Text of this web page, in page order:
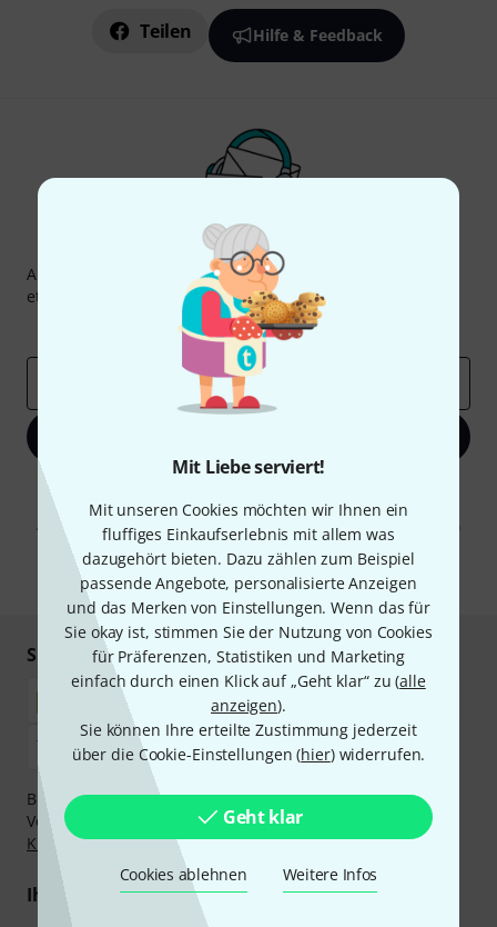
Mit Liebe serviert!
Mit unseren Cookies möchten wir Ihnen ein
fluffiges Einkaufserlebnis mit allem was
dazugehört bieten. Dazu zählen zum Beispiel
passende Angebote, personalisierte Anzeigen
und das Merken von Einstellungen. Wenn das für
Sie okay ist, stimmen Sie der Nutzung von Cookies
für Präferenzen, Statistiken und Marketing
einfach durch einen Klick auf „Geht klar“ zu (alle
anzeigen).
Sie können Ihre erteilte Zustimmung jederzeit
über die Cookie-Einstellungen (hier) widerrufen.
Geht klar
Cookies ablehnen Weitere Infos
Teilen Hilfe & Feedback
Thomann Newsletter
Abonniere den Thomann Newsletter und gewinne mit
etwas Glück einen von 50 Gutscheinenüber jeweils
Inspirierende Beiträge
Deals
Mit Klick auf „Jetzt anmelden“ stimmen Sie dem Erhalt von E-Mail-
Werbung und einer Messung des E-Mail-Nutzungsverhaltens zu. Die
Abmeldung ist jederzeit möglich. Weitere Informationen finden Sie in
unserenDatenschutzhinweisen.
* Pflichtfeld
Sicher einkaufen & bezahlen
Bezahlen Sie vertraulich und sicher per Nachnahme,
Vorkasse, PayPal, Amazon Pay,Klarna Sofort bezahlen
,
Klarna Ratenzahlungoder Kreditkarte.
Ihre Vorteile